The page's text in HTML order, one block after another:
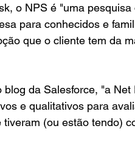
o NPS é "uma
para conhecidos e
que o cliente tem da
blog da Salesforce, "a
e qualitativos para
(ou estão tendo)